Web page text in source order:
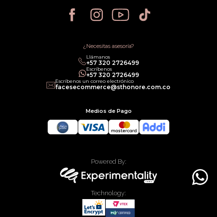
Política de Privacidad
Política de Cancelación
Política legal de Gift Cards¿Necesitas asesoría?
Llámanos
‎+57 320 2726499
Escríbenos
‎+57 320 2726499
Escríbenos un correo electrónico
facesecommerce@sthonore.com.co
Medios de Pago
Powered By:
Technology: